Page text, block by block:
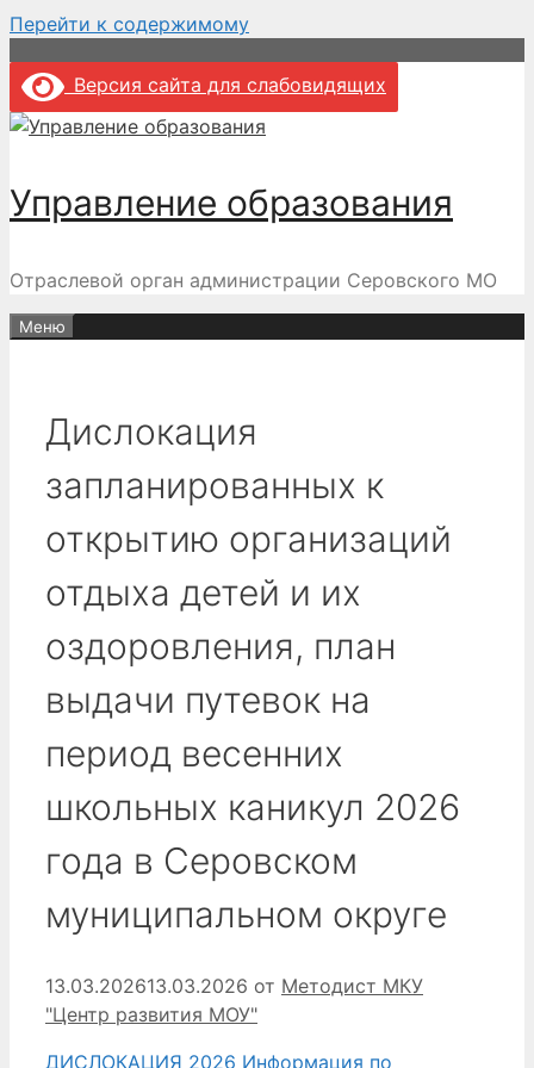
Перейти к содержимому
Версия сайта для слабовидящих
Управление образования
Отраслевой орган администрации Серовского МО
Меню
Дислокация
запланированных к
открытию организаций
отдыха детей и их
оздоровления, план
выдачи путевок на
период весенних
школьных каникул 2026
года в Серовском
муниципальном округе
13.03.202613.03.2026 от Методист МКУ
"Центр развития МОУ"
ДИСЛОКАЦИЯ 2026 Информация по